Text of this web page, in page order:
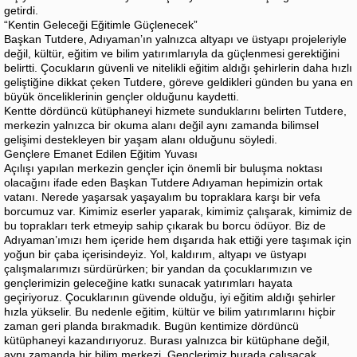
getirdi.
“Kentin Geleceği Eğitimle Güçlenecek”
Başkan Tutdere, Adıyaman’ın yalnızca altyapı ve üstyapı projeleriyle
değil, kültür, eğitim ve bilim yatırımlarıyla da güçlenmesi gerektiğini
belirtti. Çocukların güvenli ve nitelikli eğitim aldığı şehirlerin daha hızlı
geliştiğine dikkat çeken Tutdere, göreve geldikleri günden bu yana en
büyük önceliklerinin gençler olduğunu kaydetti.
Kentte dördüncü kütüphaneyi hizmete sunduklarını belirten Tutdere,
merkezin yalnızca bir okuma alanı değil aynı zamanda bilimsel
gelişimi destekleyen bir yaşam alanı olduğunu söyledi.
Gençlere Emanet Edilen Eğitim Yuvası
Açılışı yapılan merkezin gençler için önemli bir buluşma noktası
olacağını ifade eden Başkan Tutdere Adıyaman hepimizin ortak
vatanı. Nerede yaşarsak yaşayalım bu topraklara karşı bir vefa
borcumuz var. Kimimiz eserler yaparak, kimimiz çalışarak, kimimiz de
bu toprakları terk etmeyip sahip çıkarak bu borcu ödüyor. Biz de
Adıyaman’ımızı hem içeride hem dışarıda hak ettiği yere taşımak için
yoğun bir çaba içerisindeyiz. Yol, kaldırım, altyapı ve üstyapı
çalışmalarımızı sürdürürken; bir yandan da çocuklarımızın ve
gençlerimizin geleceğine katkı sunacak yatırımları hayata
geçiriyoruz. Çocuklarının güvende olduğu, iyi eğitim aldığı şehirler
hızla yükselir. Bu nedenle eğitim, kültür ve bilim yatırımlarını hiçbir
zaman geri planda bırakmadık. Bugün kentimize dördüncü
kütüphaneyi kazandırıyoruz. Burası yalnızca bir kütüphane değil,